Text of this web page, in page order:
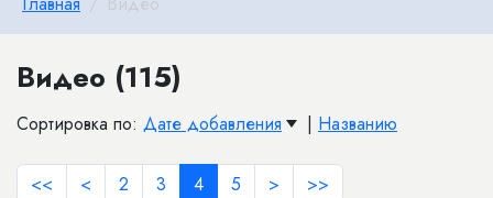
Видео (115)
Сортировка по: Дате добавления | Названию
<< < 2 3 4 5 > >>